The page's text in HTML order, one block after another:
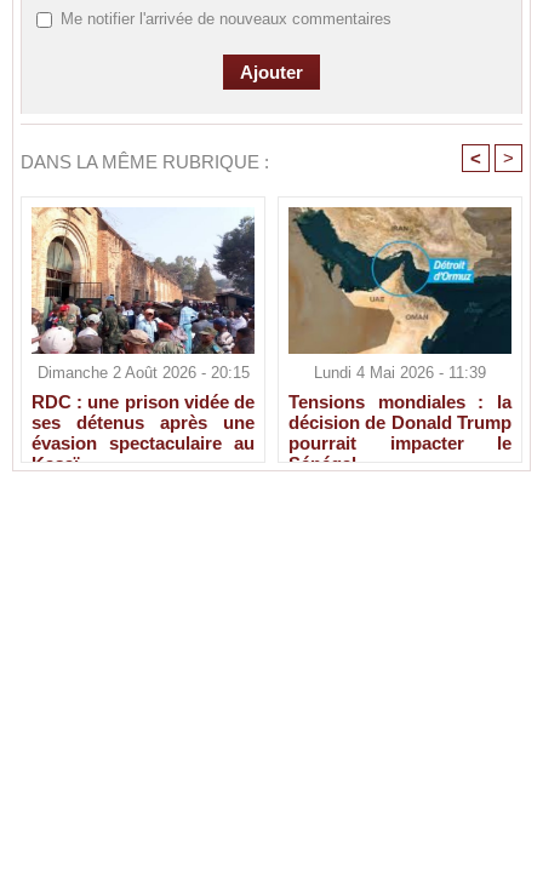
Me notifier l'arrivée de nouveaux commentaires
DANS LA MÊME RUBRIQUE : < >
Dimanche 2 Août 2026 - 20:15
RDC : une prison vidée de
ses détenus après une
évasion spectaculaire au
Kasaï
Lundi 4 Mai 2026 - 11:39
Tensions mondiales : la
décision de Donald Trump
pourrait impacter le
Sénégal